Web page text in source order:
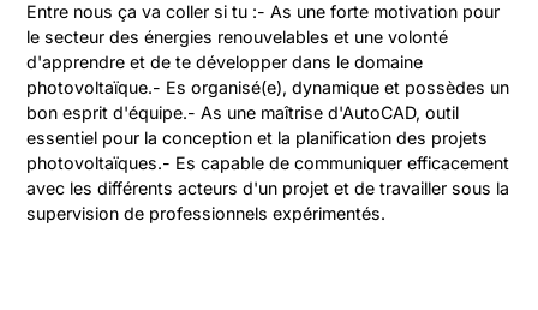
Entre nous ça va coller si tu :- As une forte motivation pour
le secteur des énergies renouvelables et une volonté
d'apprendre et de te développer dans le domaine
photovoltaïque.- Es organisé(e), dynamique et possèdes un
bon esprit d'équipe.- As une maîtrise d'AutoCAD, outil
essentiel pour la conception et la planification des projets
photovoltaïques.- Es capable de communiquer efficacement
avec les différents acteurs d'un projet et de travailler sous la
supervision de professionnels expérimentés.